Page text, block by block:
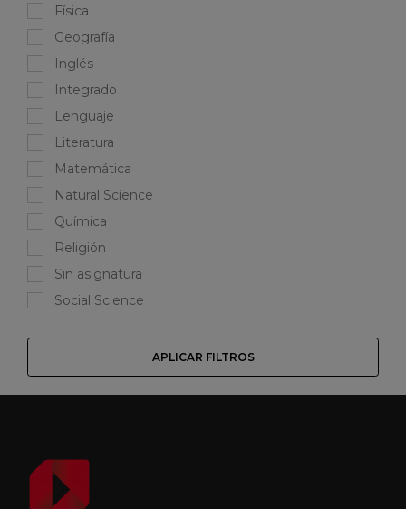
Física
Geografía
Inglés
Integrado
Lenguaje
Literatura
Matemática
Natural Science
Química
Religión
Sin asignatura
Social Science
APLICAR FILTROS